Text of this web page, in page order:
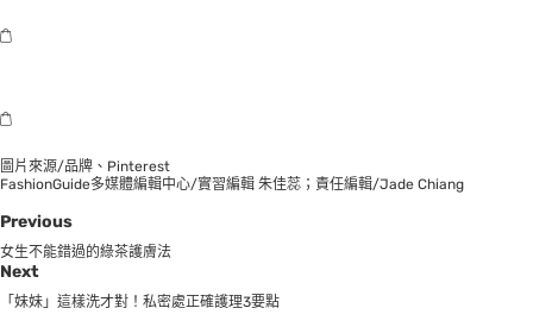
圖片來源/品牌、Pinterest
FashionGuide多媒體編輯中心/實習編輯 朱佳蕊；責任編輯/Jade Chiang
Previous
女生不能錯過的綠茶護膚法
Next
「妹妹」這樣洗才對！私密處正確護理3要點